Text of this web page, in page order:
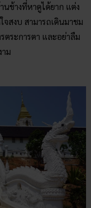
ช้างที่หาดูได้ยาก แต่ง
สงบ สามารถเดินมาชม
ระการตา และอย่าลืม
ม